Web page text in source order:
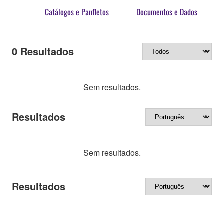
Catálogos e Panfletos Documentos e Dados
0 Resultados
Sem resultados.
Resultados
Sem resultados.
Resultados